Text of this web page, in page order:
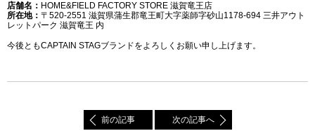
店舗名： HOME&FIELD FACTORY STORE 滋賀竜王店
所在地： 〒520-2551 滋賀県蒲生郡竜王町大字薬師字砂山1178-694 三井アウト
レットパーク 滋賀竜王 内
今後ともCAPTAIN STAGブランドをよろしくお願い申し上げます。
前の記事 次の記事へ